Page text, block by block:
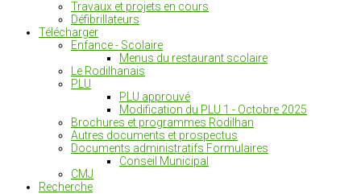
Travaux et projets en cours
Défibrillateurs
Télécharger
Enfance - Scolaire
Menus du restaurant scolaire
Le Rodilhanais
PLU
PLU approuvé
Modification du PLU 1 - Octobre 2025
Brochures et programmes Rodilhan
Autres documents et prospectus
Documents administratifs Formulaires
Conseil Municipal
CMJ
Recherche